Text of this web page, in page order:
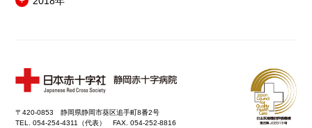
を
ニ
閉
を
開
〒420-0853 静岡県静岡市葵区追手町8番2号
TEL. 054-254-4311（代表） FAX. 054-252-8816